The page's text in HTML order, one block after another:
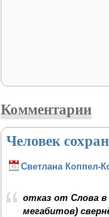
Комментарии
Человек
Светлана Коппел-
отказ от Слова в
мегабитов)